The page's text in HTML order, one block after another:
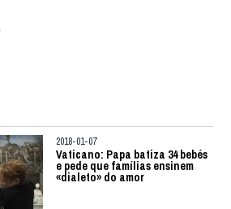
2018-01-07
Vaticano: Papa batiza 34 bebés
e pede que famílias ensinem
«dialeto» do amor